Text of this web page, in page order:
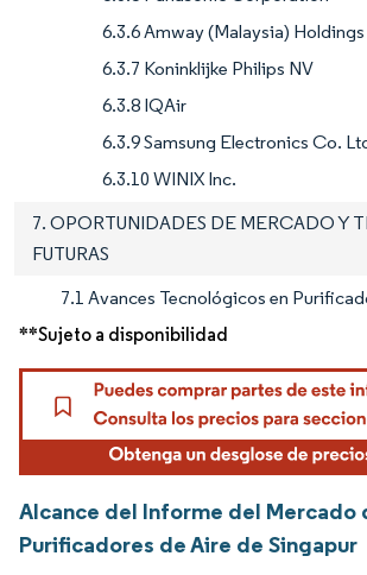
6.3.6 Amway (Malaysia)
6.3.7 Koninklijke Philips NV
6.3.8 IQAir
6.3.9 Samsung Electronics Co.
6.3.10 WINIX Inc.
7. OPORTUNIDADES DE MERCADO Y
FUTURAS
7.1 Avances Tecnológicos en
**Sujeto a disponibilidad
Alcance del Informe del Mercado
Purificadores de Aire de Singapur